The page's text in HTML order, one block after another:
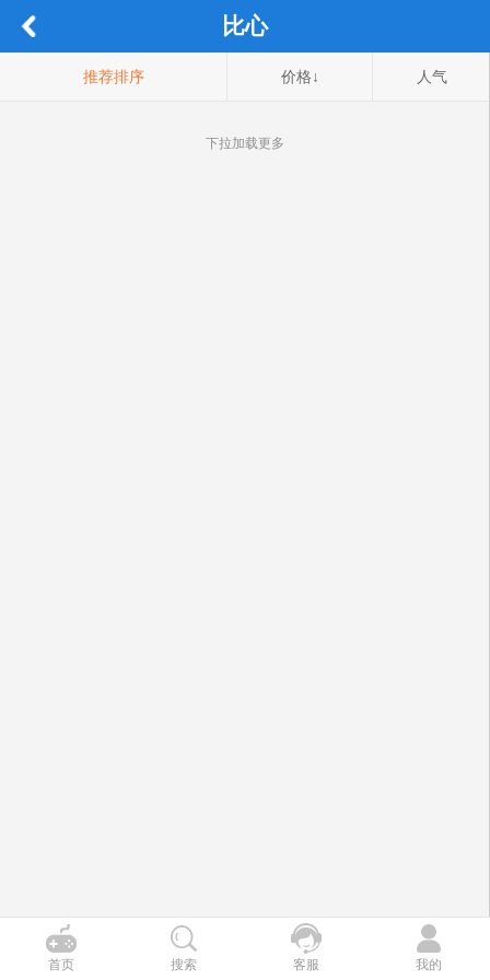
比心
推荐排序 价格↓ 人气
下拉加载更多
首页 搜索 客服 我的